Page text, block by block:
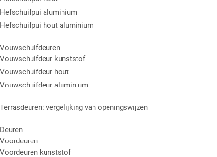
Hefschuifpui aluminium
Hefschuifpui hout aluminium
Vouwschuifdeuren
Vouwschuifdeur kunststof
Vouwschuifdeur hout
Vouwschuifdeur aluminium
Terrasdeuren: vergelijking van openingswijzen
Deuren
Voordeuren
Voordeuren kunststof